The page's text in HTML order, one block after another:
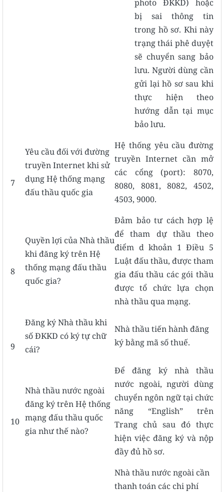
photo ĐKKD) hoặc
bị sai thông tin
trong hồ sơ. Khi này
trạng thái phê duyệt
sẽ chuyển sang bảo
lưu. Người dùng cần
gửi lại hồ sơ sau khi
thực hiện theo
hướng dẫn tại mục
bảo lưu.
7
Yêu cầu đối với đường
truyền Internet khi sử
dụng Hệ thống mạng
đấu thầu quốc gia
Hệ thống yêu cầu đường
truyền Internet cần mở
các cổng (port): 8070,
8080, 8081, 8082, 4502,
4503, 9000.
8
Quyền lợi của Nhà thầu
khi đăng ký trên Hệ
thống mạng đấu thầu
quốc gia?
Đảm bảo tư cách hợp lệ
để tham dự thầu theo
điểm d khoản 1 Điều 5
Luật đấu thầu, được tham
gia đấu thầu các gói thầu
được tổ chức lựa chọn
nhà thầu qua mạng.
9
Đăng ký Nhà thầu khi
số ĐKKD có ký tự chữ
cái?
Nhà thầu tiến hành đăng
ký bằng mã số thuế.
10
Nhà thầu nước ngoài
đăng ký trên Hệ thống
mạng đấu thầu quốc
gia như thế nào?
Để đăng ký nhà thầu
nước ngoài, người dùng
chuyển ngôn ngữ tại chức
năng “English” trên
Trang chủ sau đó thực
hiện việc đăng ký và nộp
đầy đủ hồ sơ.
Nhà thầu nước ngoài cần
thanh toán các chi phí